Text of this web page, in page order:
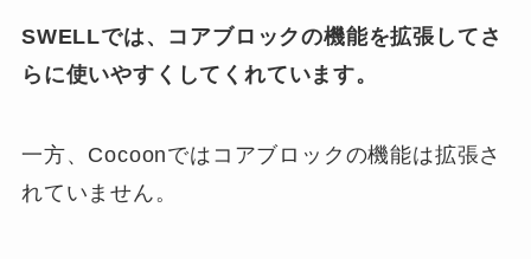
SWELLでは、コアブロックの機能を拡張してさ
らに使いやすくしてくれています。
一方、Cocoonではコアブロックの機能は拡張さ
れていません。